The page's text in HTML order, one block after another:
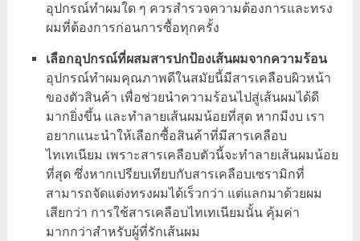
อุปกรณ์ทำผมใด ๆ ควรสำรวจความต้องการและทรง
ผมที่ต้องการก่อนการซื้อทุกครั้ง
เลือกอุปกรณ์ที่ผสมสารปกป้องเส้นผมจากความร้อน
อุปกรณ์ทำผมคุณภาพดีในสมัยนี้มีสารเคลือบผิวหน้า
ของตัวสินค้า เพื่อช่วยนำความร้อนไปสู่เส้นผมได้ดี
มากยิ่งขึ้น และทำลายเส้นผมน้อยที่สุด หากมีงบ เรา
อยากแนะนำให้เลือกซื้อสินค้าที่มีสารเคลือบ
ไทเทเนียม เพราะสารเคลือบตัวนี้จะทำลายเส้นผมน้อย
ที่สุด ซึ่งหากเปรียบเทียบกับสารเคลือบเซรามิกที่
สามารถจัดแต่งทรงผมได้เร็วกว่า แต่แลกมาด้วยผม
เสียกว่า การใช้สารเคลือบไทเทเนียมนั้น คุ้มค่า
มากกว่าสำหรับผู้ที่รักเส้นผม